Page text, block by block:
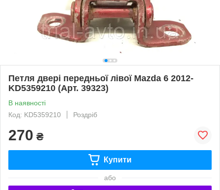
Петля двері передньої лівої Mazda 6 2012-
KD5359210 (Арт. 39323)
В наявності
Код: KD5359210
Роздріб
270 ₴
Купити
або